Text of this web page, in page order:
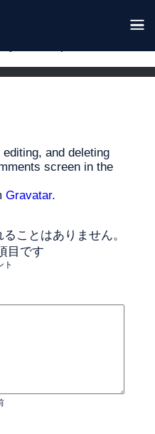
and deleting
screen in the
Gravatar.
ことはありません。
目です
ト